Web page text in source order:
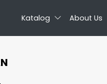
Katalog About Us